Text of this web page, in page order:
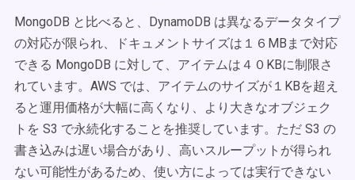
MongoDB と比べると、DynamoDB は異なるデータタイプ
の対応が限られ、ドキュメントサイズは１６MBまで対応
できる MongoDB に対して、アイテムは４０KBに制限さ
れています。AWS では、アイテムのサイズが１KBを超え
ると運用価格が大幅に高くなり、より大きなオブジェク
トを S3 で永続化することを推奨しています。ただ S3 の
書き込みは遅い場合があり、高いスループットが得られ
ない可能性があるため、使い方によっては実行できない